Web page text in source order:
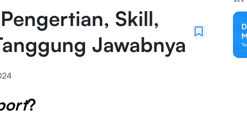
Skill,
Jawabnya
?